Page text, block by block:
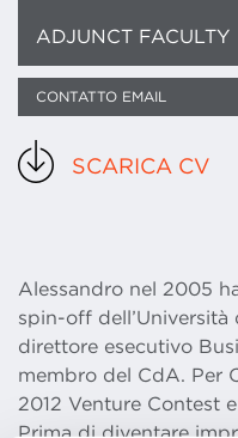
ADJUNCT FACULTY
CONTATTO EMAIL
SCARICA CV
Alessandro nel 2005
spin-off
direttore esecutivo
membro del CdA. Per
2012 Venture Contest
Prima di diventare